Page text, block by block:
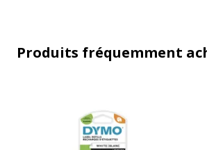
Produits fréquemment